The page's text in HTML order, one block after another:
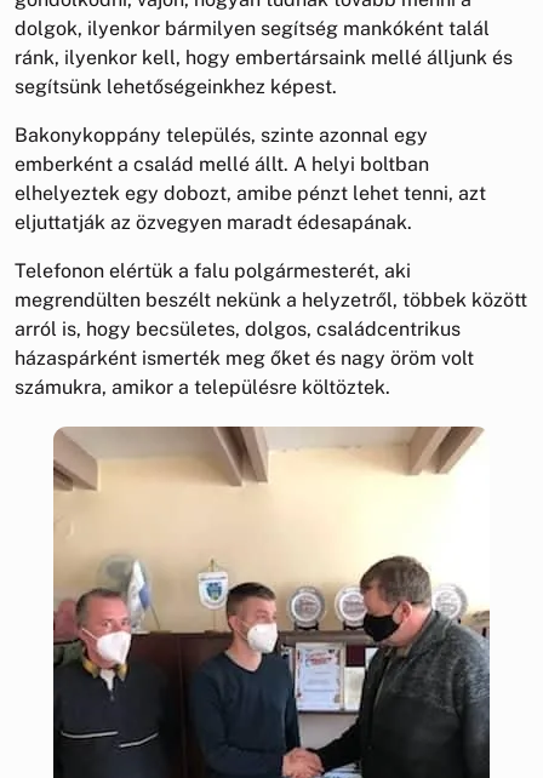
dolgok, ilyenkor bármilyen segítség mankóként talál
ránk, ilyenkor kell, hogy embertársaink mellé álljunk és
segítsünk lehetőségeinkhez képest.
Bakonykoppány település, szinte azonnal egy
emberként a család mellé állt. A helyi boltban
elhelyeztek egy dobozt, amibe pénzt lehet tenni, azt
eljuttatják az özvegyen maradt édesapának.
Telefonon elértük a falu polgármesterét, aki
megrendülten beszélt nekünk a helyzetről, többek között
arról is, hogy becsületes, dolgos, családcentrikus
házaspárként ismerték meg őket és nagy öröm volt
számukra, amikor a településre költöztek.